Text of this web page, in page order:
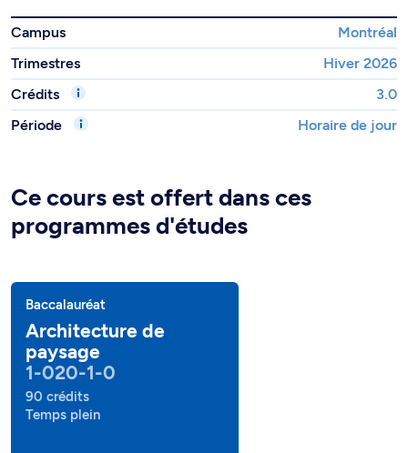
Campus
Montréal
Trimestres
Hiver 2026
Crédits
3.0
Période
Horaire de jour
Ce cours est offert dans ces
programmes d'études
Baccalauréat
Architecture de
paysage
1-020-1-0
90 crédits
Temps plein